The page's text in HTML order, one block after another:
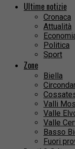
Ultime notizie
Cronaca
Attualità
Politica
Sport
Zone
Biella
Valli
Valle
Valle
Basso
Fuori